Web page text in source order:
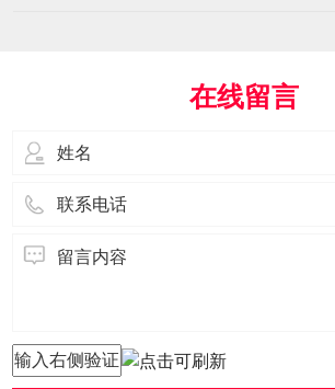
用场景、技术指标及长期维护
量。作为深耕行业多年的广东
在线留言